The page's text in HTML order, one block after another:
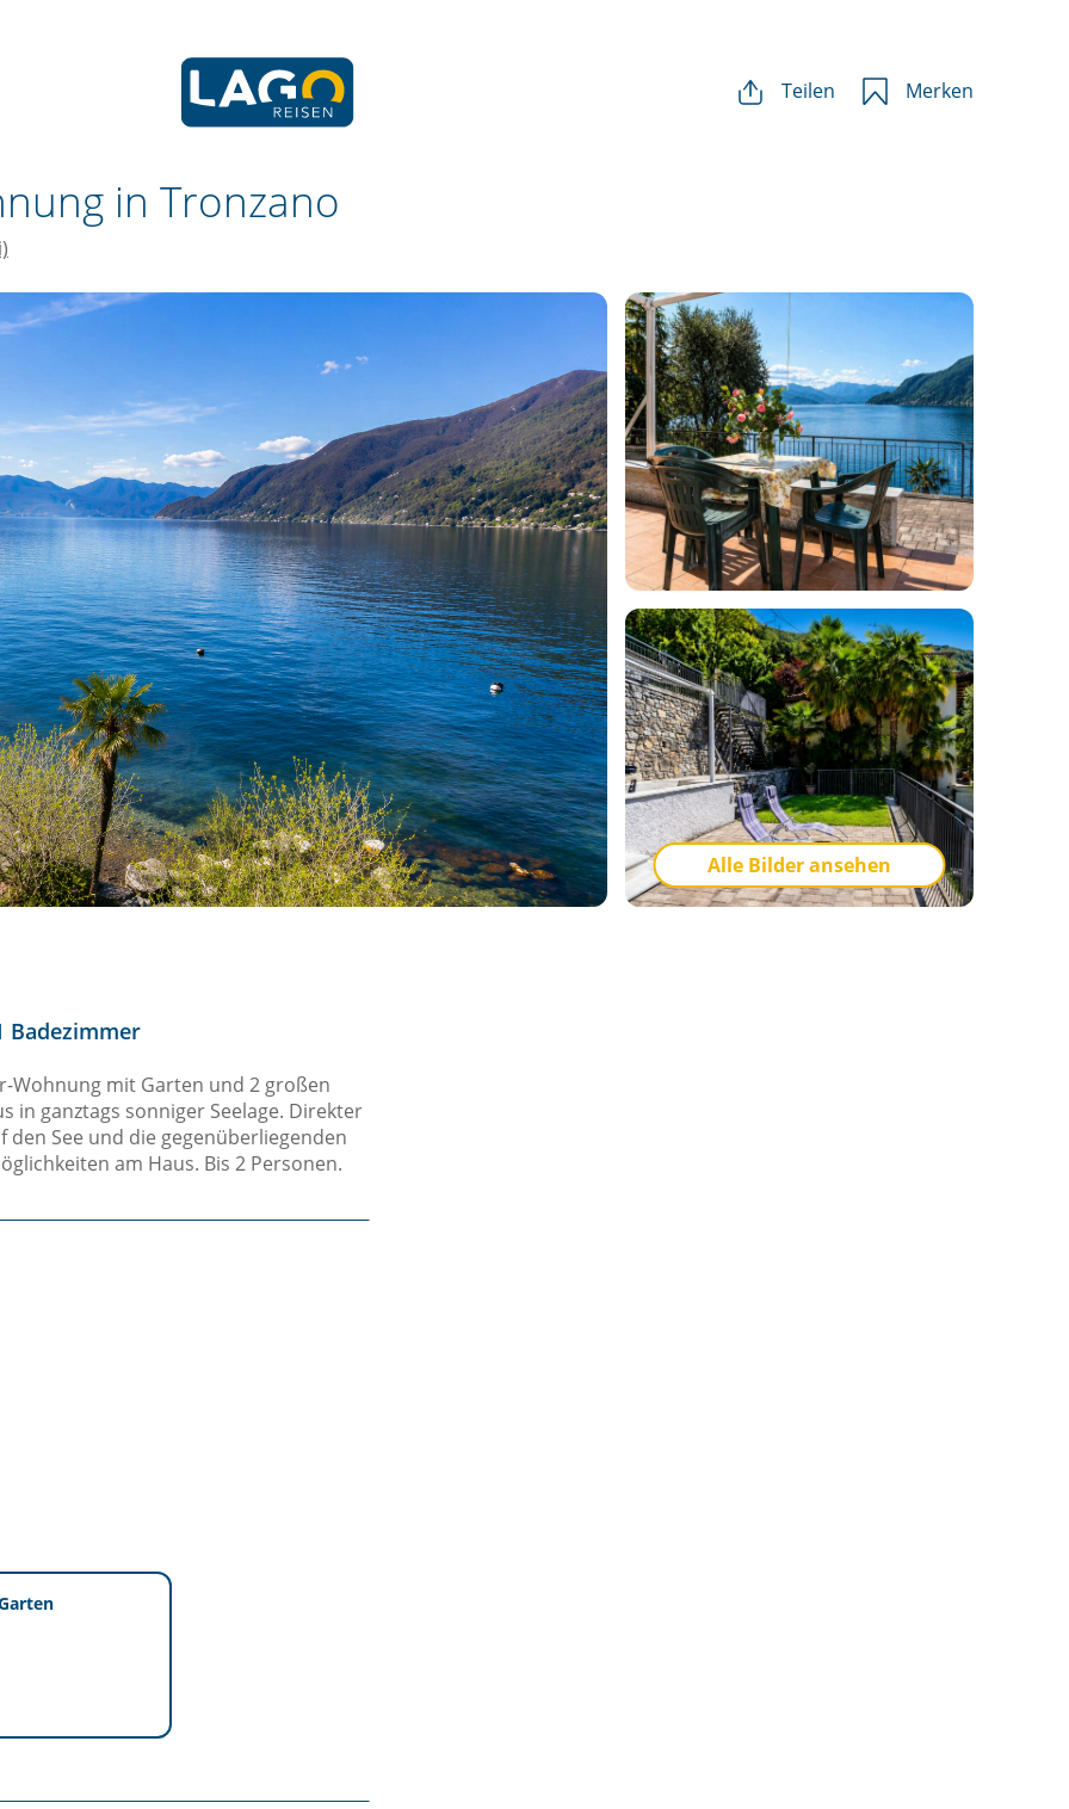
Teilen Merken
in Tronzano
Alle Bilder ansehen
Badezimmer
Wohnung mit Garten und 2 großen
in ganztags sonniger Seelage. Direkter
den See und die gegenüberliegenden
am Haus. Bis 2 Personen.